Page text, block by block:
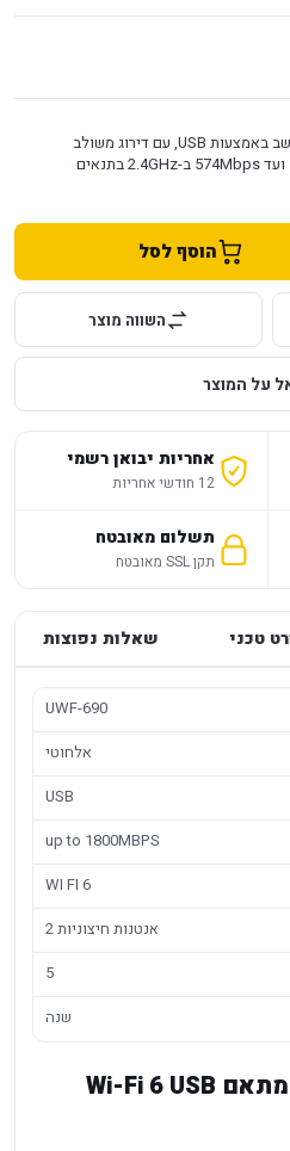
מתאם דו-פסי להוספת Wi-Fi למחשב באמצעות USB, עם דירוג משולב
AX1800. עד 1201Mbps ב-5GHz ועד 574Mbps ב-2.4GHz בתנאים
הוסף לסל
השווה מוצר
על המוצר
אחריות יבואן רשמי
12 חודשי אחריות
תשלום מאובטח
תקן SSL מאובטח
טכני שאלות נפוצות
UWF-690
אלחוטי
USB
up to 1800MBPS
WI FI 6
2 אנטנות חיצוניות
5
שנה
Ezcool UWF-690 – מתאם Wi-Fi 6 USB